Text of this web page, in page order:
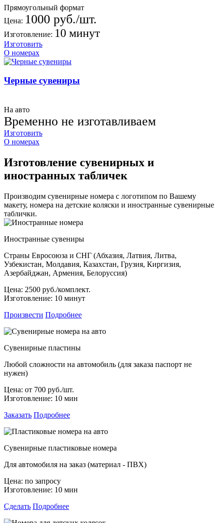
Прямоугольный формат
Цена: 1000 руб./шт.
Изготовление: 10 минут
Изготовить
О номерах
Черные сувениры
На авто
Временно не изготавливаем
Изготовить
О номерах
Изготовление сувенирных и
иностранных табличек
Производим сувенирные номера с логотипом по Вашему
макету, номера на детские коляски и иностранные сувенирные
таблички.
Иностранные сувениры
Страны Евросоюза и СНГ (Абхазия, Латвия, Литва,
Узбекистан, Молдавия, Казахстан, Грузия, Киргизия,
Азербайджан, Армения, Белоруссия)
Цена: 2500 руб./комплект.
Изготовление: 10 минут
Произвести Подробнее
Сувенирные пластины
Любой сложности на автомобиль (для заказа паспорт не
нужен)
Цена: от 700 руб./шт.
Изготовление: 10 мин
Заказать Подробнее
Сувенирные пластиковые номера
Для автомобиля на заказ (материал - ПВХ)
Цена: по запросу
Изготовление: 10 мин
Сделать Подробнее